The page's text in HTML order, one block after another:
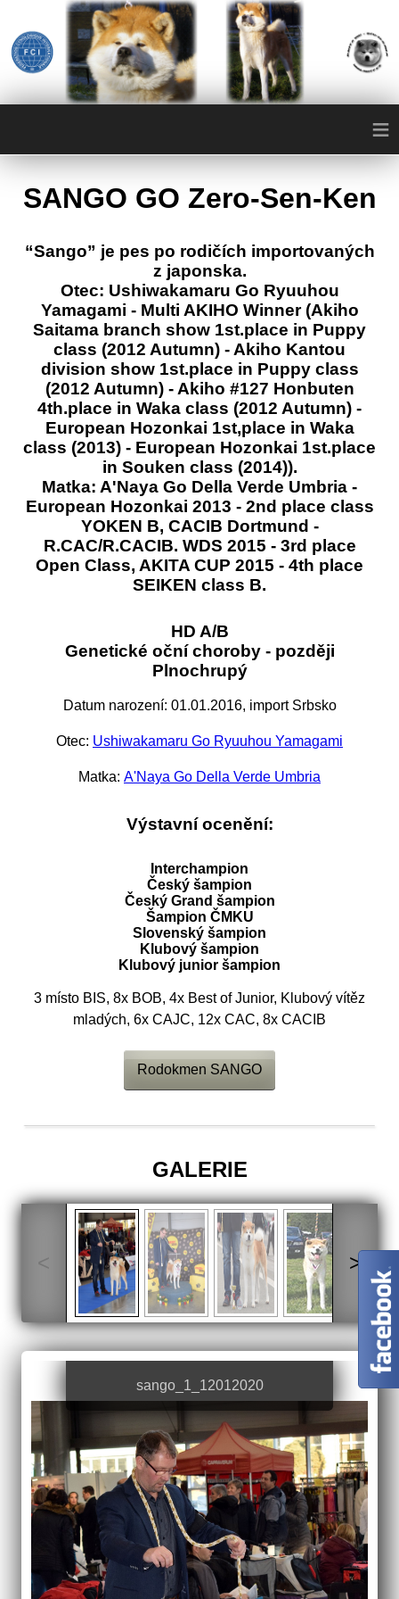
≡
SANGO GO Zero-Sen-Ken
“Sango” je pes po rodičích importovaných
z japonska.
Otec: Ushiwakamaru Go Ryuuhou
Yamagami - Multi AKIHO Winner (Akiho
Saitama branch show 1st.place in Puppy
class (2012 Autumn) - Akiho Kantou
division show 1st.place in Puppy class
(2012 Autumn) - Akiho #127 Honbuten
4th.place in Waka class (2012 Autumn) -
European Hozonkai 1st,place in Waka
class (2013) - European Hozonkai 1st.place
in Souken class (2014)).
Matka: A'Naya Go Della Verde Umbria -
European Hozonkai 2013 - 2nd place class
YOKEN B, CACIB Dortmund -
R.CAC/R.CACIB. WDS 2015 - 3rd place
Open Class, AKITA CUP 2015 - 4th place
SEIKEN class B.
HD A/B
Genetické oční choroby - později
Plnochrupý
Datum narození: 01.01.2016, import Srbsko
Otec: Ushiwakamaru Go Ryuuhou Yamagami
Matka: A'Naya Go Della Verde Umbria
Výstavní ocenění:
Interchampion
Český šampion
Český Grand šampion
Šampion ČMKU
Slovenský šampion
Klubový šampion
Klubový junior šampion
3 místo BIS, 8x BOB, 4x Best of Junior, Klubový vítěz
mladých, 6x CAJC, 12x CAC, 8x CACIB
Rodokmen SANGO
GALERIE
< >
sango_1_12012020